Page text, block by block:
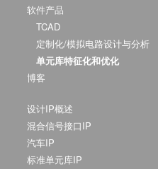
软件产品
TCAD
定制化/模拟电路设计与分析
单元库特征化和优化
博客
设计IP概述
混合信号接口IP
汽车IP
标准单元库IP